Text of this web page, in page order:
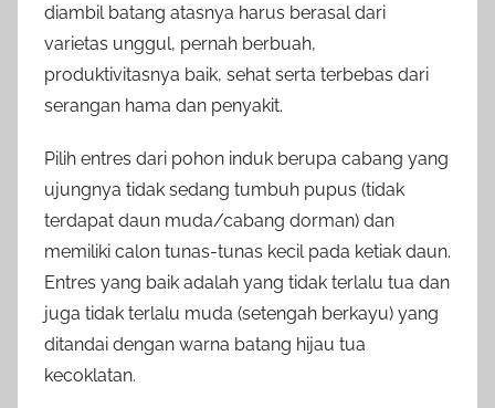
diambil batang atasnya harus berasal dari
varietas unggul, pernah berbuah,
produktivitasnya baik, sehat serta terbebas dari
serangan hama dan penyakit.
Pilih entres dari pohon induk berupa cabang yang
ujungnya tidak sedang tumbuh pupus (tidak
terdapat daun muda/cabang dorman) dan
memiliki calon tunas-tunas kecil pada ketiak daun.
Entres yang baik adalah yang tidak terlalu tua dan
juga tidak terlalu muda (setengah berkayu) yang
ditandai dengan warna batang hijau tua
kecoklatan.